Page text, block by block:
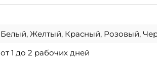
Белый, Желтый, Красный, Розовый,
от 1 до 2 рабочих дней